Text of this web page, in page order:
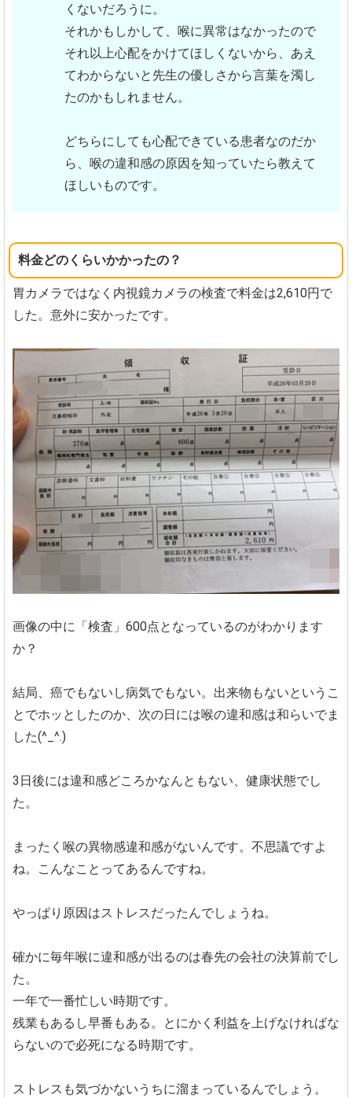
くないだろうに。
それかもしかして、喉に異常はなかったので
それ以上心配をかけてほしくないから、あえ
てわからないと先生の優しさから言葉を濁し
たのかもしれません。
どちらにしても心配できている患者なのだか
ら、喉の違和感の原因を知っていたら教えて
ほしいものです。
料金どのくらいかかったの？
胃カメラではなく内視鏡カメラの検査で料金は2,610円で
した。意外に安かったです。
画像の中に「検査」600点となっているのがわかります
か？
結局、癌でもないし病気でもない。出来物もないというこ
とでホッとしたのか、次の日には喉の違和感は和らいでま
した(^_^.)
3日後には違和感どころかなんともない、健康状態でし
た。
まったく喉の異物感違和感がないんです。不思議ですよ
ね。こんなことってあるんですね。
やっぱり原因はストレスだったんでしょうね。
確かに毎年喉に違和感が出るのは春先の会社の決算前でし
た。
一年で一番忙しい時期です。
残業もあるし早番もある。とにかく利益を上げなければな
らないので必死になる時期です。
ストレスも気づかないうちに溜まっているんでしょう。